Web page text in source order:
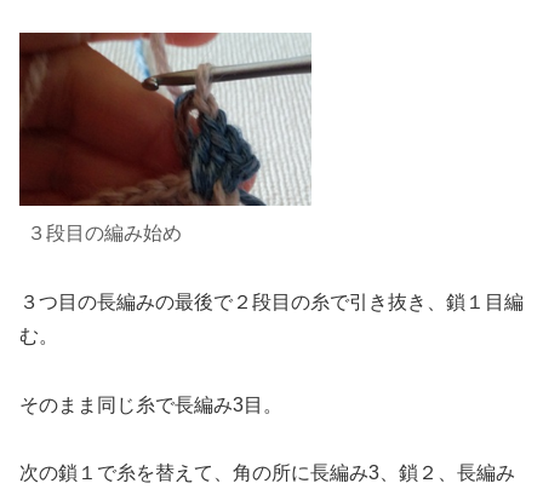
３段目の編み始め
３つ目の長編みの最後で２段目の糸で引き抜き、鎖１目編
む。
そのまま同じ糸で長編み3目。
次の鎖１で糸を替えて、角の所に長編み3、鎖２、長編み